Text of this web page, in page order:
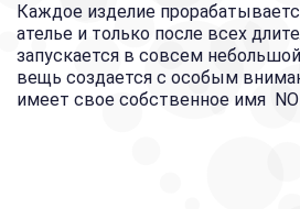
Каждое изделие
ателье и только после всех
запускается в совсем
вещь создается с особым
имеет свое собственное имя